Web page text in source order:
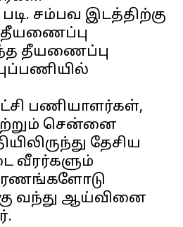
சம்பவ இடத்திற்கு
தீயணைப்பு
தீயணைப்பு
பணியாளர்கள்,
சென்னை
தேசிய
வீரர்களும்
வந்து ஆய்வினை